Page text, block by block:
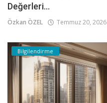
Değerleri...
Özkan ÖZEL Temmuz 20, 2026
Bilgilendirme